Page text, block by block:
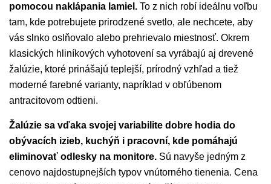
pomocou naklápania lamiel. To z nich robí ideálnu voľbu
tam, kde potrebujete prirodzené svetlo, ale nechcete, aby
vás slnko oslňovalo alebo prehrievalo miestnosť. Okrem
klasických hliníkových vyhotovení sa vyrábajú aj drevené
žalúzie, ktoré prinášajú teplejší, prírodný vzhľad a tiež
moderné farebné varianty, napríklad v obľúbenom
antracitovom odtieni.
Žalúzie sa vďaka svojej variabilite dobre hodia do
obývacích izieb, kuchýň i pracovní, kde pomáhajú
eliminovať odlesky na monitore. Sú navyše jedným z
cenovo najdostupnejších typov vnútorného tienenia. Cena